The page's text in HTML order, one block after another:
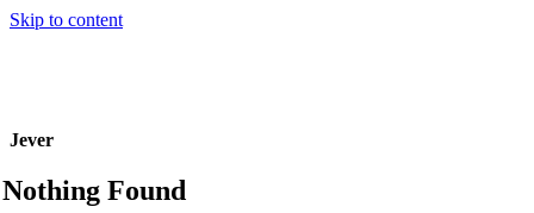
Skip to content
Jever
Nothing Found